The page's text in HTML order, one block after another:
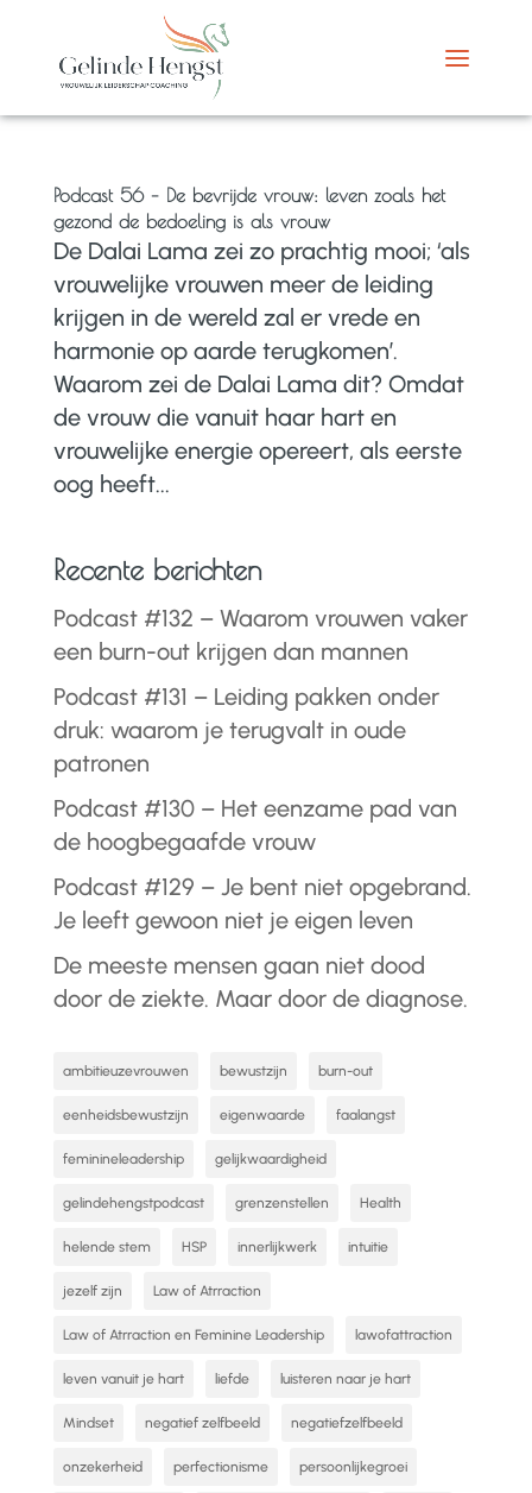
Podcast 56 – De bevrijde vrouw: leven zoals het
gezond de bedoeling is als vrouw
De Dalai Lama zei zo prachtig mooi; ‘als
vrouwelijke vrouwen meer de leiding
krijgen in de wereld zal er vrede en
harmonie op aarde terugkomen’.
Waarom zei de Dalai Lama dit? Omdat
de vrouw die vanuit haar hart en
vrouwelijke energie opereert, als eerste
oog heeft...
Recente berichten
Podcast #132 – Waarom vrouwen vaker
een burn-out krijgen dan mannen
Podcast #131 – Leiding pakken onder
druk: waarom je terugvalt in oude
patronen
Podcast #130 – Het eenzame pad van
de hoogbegaafde vrouw
Podcast #129 – Je bent niet opgebrand.
Je leeft gewoon niet je eigen leven
De meeste mensen gaan niet dood
door de ziekte. Maar door de diagnose.
ambitieuzevrouwen bewustzijn burn-out
eenheidsbewustzijn eigenwaarde faalangst
feminineleadership gelijkwaardigheid
gelindehengstpodcast grenzenstellen Health
helende stem HSP innerlijkwerk intuitie
jezelf zijn Law of Atrraction
Law of Atrraction en Feminine Leadership lawofattraction
leven vanuit je hart liefde luisteren naar je hart
Mindset negatief zelfbeeld negatiefzelfbeeld
onzekerheid perfectionisme persoonlijkegroei